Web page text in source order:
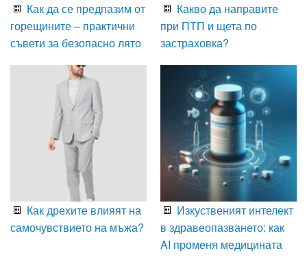
Как да се предпазим от
горещините – практични
съвети за безопасно лято
Какво да направите
при ПТП и щета по
застраховка?
Как дрехите влияят на
самочувствието на мъжа?
Изкуственият интелект
в здравеопазването: как
AI променя медицината